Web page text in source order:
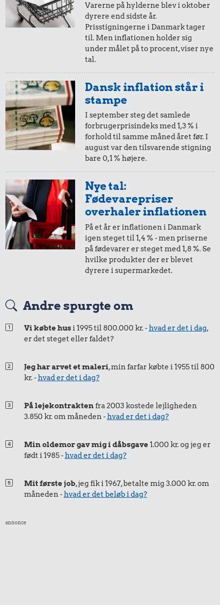
113 kr. 17 kr.
Rugbrød
100 g
flæskesvær
11 kr.
1 dåse suppe
66 kr.
Biografbillet
19 kr.
8,63 kr. 14 kr. 3.797 kr.
31 kr.
100 g garn
38 kr.
1/3 kg marcipan
17 kr.
Syltetøj
414 kr. 24 kr.
35 kr.
221 kr.
Togbillet,
København
22 kr.
Bakke jordbær
9.007 kr.
20,-
i 2005
= 29,-
i dag
15,-
5,-
i 2005
= 7,-
i dag
2,-
i 2005 i dag
1,-
i 2005
= 1,-
i dag
i 2005
i 2005 i dag
Varerne på hylderne blev i oktober
dyrere end sidste år.
Prisstigningerne i Danmark tager
til. Men inflationen holder sig
under målet på to procent, viser nye
tal.
Dansk inflation står i
stampe
I september steg det samlede
forbrugerprisindeks med 1,3 % i
forhold til samme måned året før. I
august var den tilsvarende stigning
bare 0,1 % højere.
Nye tal:
Fødevarepriser
overhaler inflationen
På et år er inflationen i Danmark
igen steget til 1,4 % - men priserne
på fødevarer er steget med 1,8 %. Se
hvilke produkter der er blevet
dyrere i supermarkedet.
Andre spurgte om
Vi købte husi 1995 til 800.000 kr. -hvad er det i dag,
er det steget eller faldet?
Jeg har arvet et maleri, min farfar købte i 1955 til 800
kr. -hvad er det i dag?
På lejekontraktenfra 2003 kostede lejligheden
3.850 kr. om måneden -hvad er det i dag?
Min oldemor gav mig i dåbsgave1.000 kr. og jeg er
født i 1985 -hvad er det i dag?
Mit første job, jeg fik i 1967, betalte mig 3.000 kr. om
måneden -hvad er det beløb i dag?
annonce